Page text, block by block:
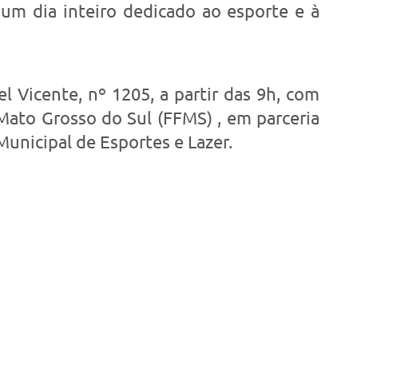
dia inteiro dedicado ao esporte e à
Vicente, nº 1205, a partir das 9h, com
Grosso do Sul (FFMS) , em parceria
de Esportes e Lazer.